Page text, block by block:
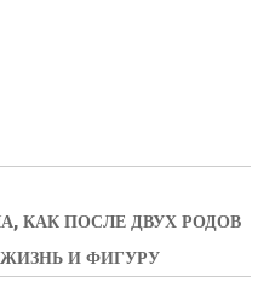
КАК ПОСЛЕ ДВУХ РОДОВ
И ФИГУРУ